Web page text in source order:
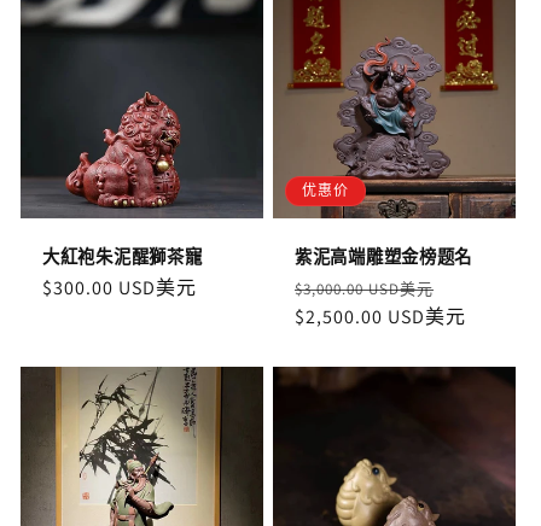
大紅袍朱泥醒獅茶寵
定
$300.00 USD美元
优惠价
紫泥高端雕塑金榜题名
定
價
$3,000.00 USD美元
價
$2,500.00 USD美元